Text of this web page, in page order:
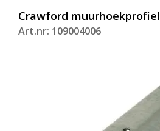
Crawford muurhoekprofiel
Art.nr: 109004006